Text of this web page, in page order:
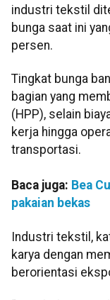
industri tekstil
bunga saat ini
persen.
Tingkat bunga
bagian yang
(HPP), selain
kerja hingga
transportasi.
Baca juga: Bea
pakaian bekas
Industri tekstil,
karya dengan
berorientasi